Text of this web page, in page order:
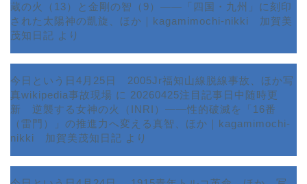
蔵の火（13）と金剛の智（9）――「四国・九州」に刻印
された太陽神の凱旋、ほか｜kagamimochi-nikki 加賀美
茂知日記 より
今日という日4月25日 2005Jr福知山線脱線事故、ほか写
真wikipedia事故現場 に 20260425注目記事日中随時更
新 逆襲する女神の火（INRI）――性的破滅を「16番
（雷門）」の推進力へ変える真智、ほか｜kagamimochi-
nikki 加賀美茂知日記 より
ホーム